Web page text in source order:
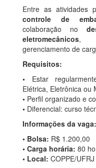
Entre as atividades
controle de
colaboração no
eletromecânicos,
gerenciamento de
Requisitos:
• Estar
Elétrica, Eletrônica ou
• Perfil organizado e
• Diferencial: curso
Informações da vaga:
• Bolsa: R$ 1.200,00
• Carga horária: 80
• Local: COPPE/UFRJ